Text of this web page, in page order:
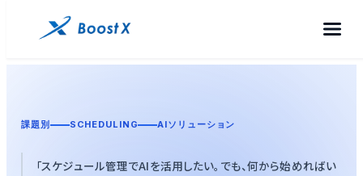
課題別 SCHEDULING AIソリューション
「スケジュール管理でAIを活用したい。でも、何から始めればい